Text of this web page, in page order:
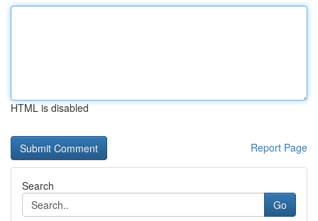
HTML is disabled
Report Page
Search
Go